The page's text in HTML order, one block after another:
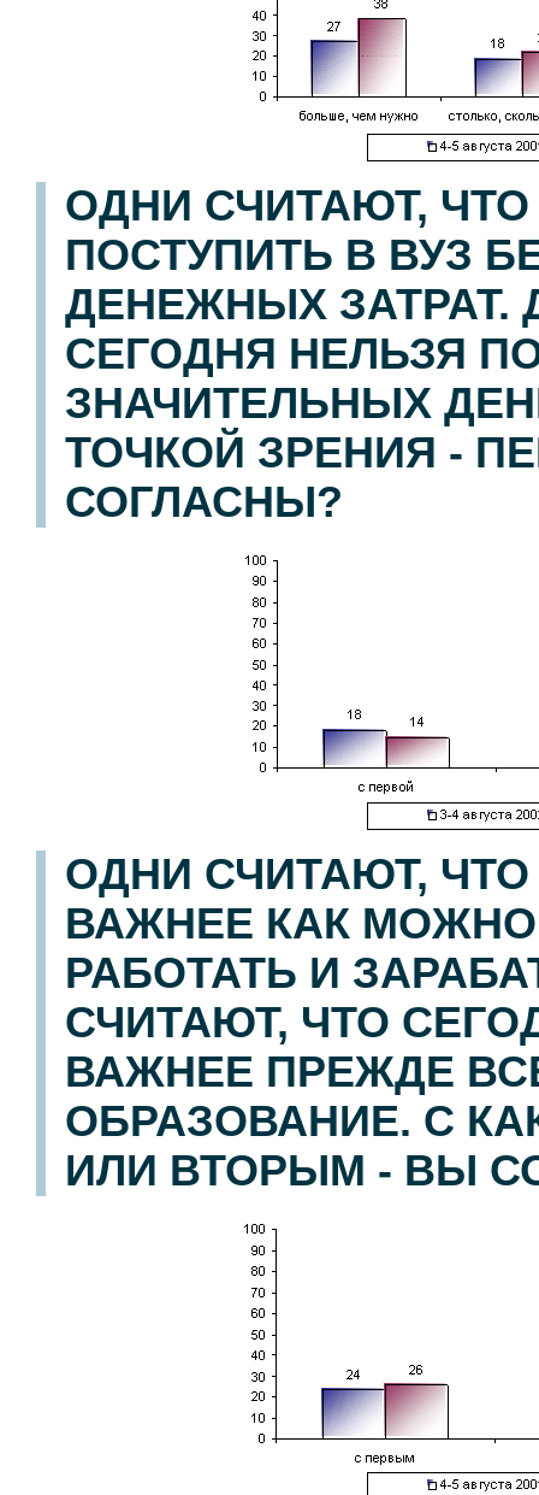
ОДНИ СЧИТАЮТ,
ПОСТУПИТЬ В ВУЗ
ДЕНЕЖНЫХ ЗАТРАТ.
СЕГОДНЯ НЕЛЬЗЯ
ЗНАЧИТЕЛЬНЫХ
ТОЧКОЙ ЗРЕНИЯ -
СОГЛАСНЫ?
ОДНИ СЧИТАЮТ,
ВАЖНЕЕ КАК
РАБОТАТЬ И
СЧИТАЮТ, ЧТО
ВАЖНЕЕ ПРЕЖДЕ
ОБРАЗОВАНИЕ. С
ИЛИ ВТОРЫМ - ВЫ